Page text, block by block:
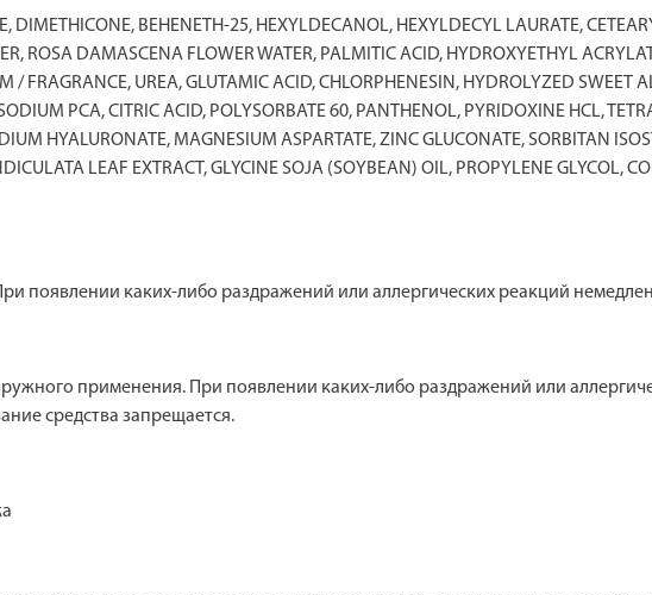
DIMETHICONE, BEHENETH-25, HEXYLDECANOL, HEXYLDECYL LAURATE,
ROSA DAMASCENA FLOWER WATER, PALMITIC ACID, HYDROXYETHYL
/ FRAGRANCE, UREA, GLUTAMIC ACID, CHLORPHENESIN, HYDROLYZED SWEET
PCA, CITRIC ACID, POLYSORBATE 60, PANTHENOL, PYRIDOXINE HCL,
HYALURONATE, MAGNESIUM ASPARTATE, ZINC GLUCONATE, SORBITAN
LEAF EXTRACT, GLYCINE SOJA (SOYBEAN) OIL, PROPYLENE GLYCOL,
появлении каких-либо раздражений или аллергических реакций
применения. При появлении каких-либо раздражений или
средства запрещается.